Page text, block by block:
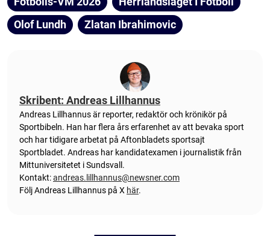
Olof Lundh
Zlatan Ibrahimovic
Skribent: Andreas Lillhannus
Andreas Lillhannus är reporter, redaktör och krönikör på
Sportbibeln. Han har flera års erfarenhet av att bevaka sport
och har tidigare arbetat på Aftonbladets sportsajt
Sportbladet. Andreas har kandidatexamen i journalistik från
Mittuniversitetet i Sundsvall.
Kontakt:andreas.lillhannus@newsner.com
Följ Andreas Lillhannus på X här.